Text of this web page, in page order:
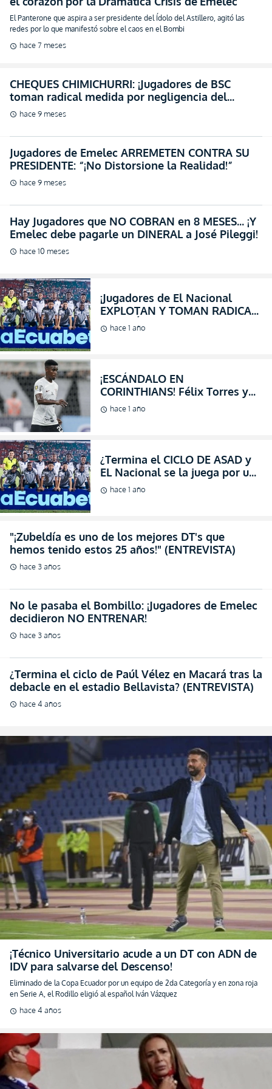
El Panterone que aspira a ser presidente del Ídolo del Astillero, agitó las
redes por lo que manifestó sobre el caos en el Bombi
schedule hace 7 meses
CHEQUES CHIMICHURRI: ¡Jugadores de BSC
toman radical medida por negligencia del
Presidente!
schedule hace 9 meses
Jugadores de Emelec ARREMETEN CONTRA SU
PRESIDENTE: “¡No Distorsione la Realidad!”
schedule hace 9 meses
Hay Jugadores que NO COBRAN en 8 MESES… ¡Y
Emelec debe pagarle un DINERAL a José Pileggi!
schedule hace 10 meses
¡Jugadores de El Nacional
EXPLOTAN Y TOMAN RADICAL
DECISIÓN al ver que se
esconde el Presidente!
schedule hace 1 año
¡ESCÁNDALO EN
CORINTHIANS! Félix Torres y
Diego Palacios SE QUEDAN SIN
PRESIDENTE en medio del caos
schedule hace 1 año
¿Termina el CICLO DE ASAD y
EL Nacional se la juega por una
Leyenda para salvarse del
Descenso a la B?
schedule hace 1 año
"¡Zubeldía es uno de los mejores DT's que
hemos tenido estos 25 años!" (ENTREVISTA)
schedule hace 3 años
No le pasaba el Bombillo: ¡Jugadores de Emelec
decidieron NO ENTRENAR!
schedule hace 3 años
¿Termina el ciclo de Paúl Vélez en Macará tras la
debacle en el estadio Bellavista? (ENTREVISTA)
schedule hace 4 años
¡Técnico Universitario acude a un DT con ADN de
IDV para salvarse del Descenso!
Eliminado de la Copa Ecuador por un equipo de 2da Categoría y en zona roja
en Serie A, el Rodillo eligió al español Iván Vázquez
schedule hace 4 años